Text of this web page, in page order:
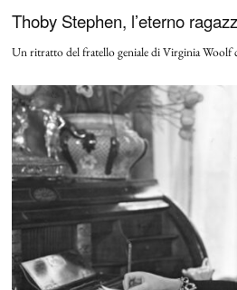
Thoby Stephen, l’eterno
Un ritratto del fratello geniale di Virginia